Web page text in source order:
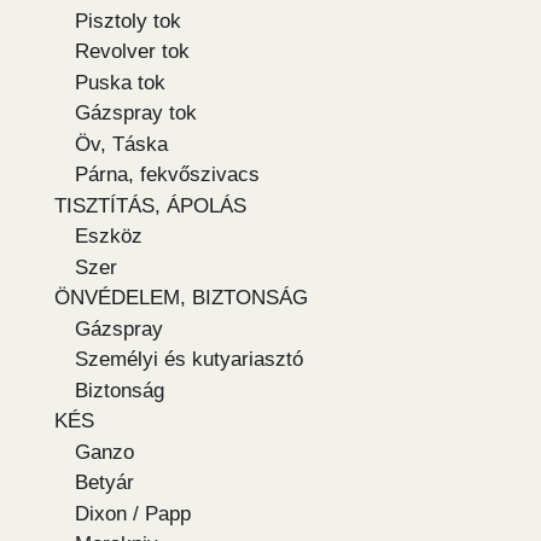
Pisztoly tok
Revolver tok
Puska tok
Gázspray tok
Öv, Táska
Párna, fekvőszivacs
TISZTÍTÁS, ÁPOLÁS
Eszköz
Szer
ÖNVÉDELEM, BIZTONSÁG
Gázspray
Személyi és kutyariasztó
Biztonság
KÉS
Ganzo
Betyár
Dixon / Papp